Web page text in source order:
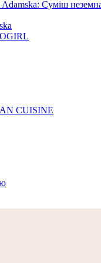
Adamska: Суміш
CUISINE